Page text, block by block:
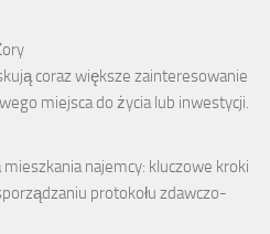
coraz większe zainteresowanie
miejsca do życia lub inwestycji.
mieszkania najemcy: kluczowe kroki
protokołu zdawczo-